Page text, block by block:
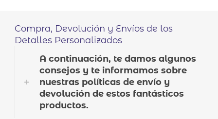
Compra, Devolución y Envíos de los
Detalles Personalizados
A continuación, te damos algunos
consejos y te informamos sobre
nuestras políticas de envío y
devolución de estos fantásticos
productos.